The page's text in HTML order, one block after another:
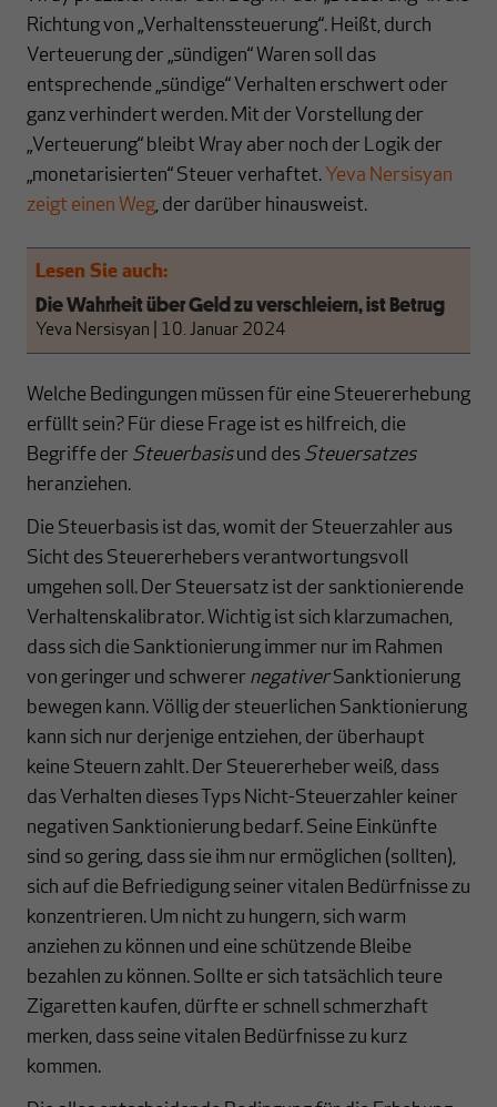
Richtung von „Verhaltenssteuerung“. Heißt, durch
Verteuerung der „sündigen“ Waren soll das
entsprechende „sündige“ Verhalten erschwert oder
ganz verhindert werden. Mit der Vorstellung der
„Verteuerung“ bleibt Wray aber noch der Logik der
„monetarisierten“ Steuer verhaftet. Yeva Nersisyan
zeigt einen Weg, der darüber hinausweist.
Lesen Sie auch:
Die Wahrheit über Geld zu verschleiern, ist Betrug
Yeva Nersisyan 10. Januar 2024
Welche Bedingungen müssen für eine Steuererhebung
erfüllt sein? Für diese Frage ist es hilfreich, die
Begriffe der Steuerbasisund des Steuersatzes
heranziehen.
Die Steuerbasis ist das, womit der Steuerzahler aus
Sicht des Steuererhebers verantwortungsvoll
umgehen soll. Der Steuersatz ist der sanktionierende
Verhaltenskalibrator. Wichtig ist sich klarzumachen,
dass sich die Sanktionierung immer nur im Rahmen
von geringer und schwerer negativerSanktionierung
bewegen kann. Völlig der steuerlichen Sanktionierung
kann sich nur derjenige entziehen, der überhaupt
keine Steuern zahlt. Der Steuererheber weiß, dass
das Verhalten dieses Typs Nicht-Steuerzahler keiner
negativen Sanktionierung bedarf. Seine Einkünfte
sind so gering, dass sie ihm nur ermöglichen (sollten),
sich auf die Befriedigung seiner vitalen Bedürfnisse zu
konzentrieren. Um nicht zu hungern, sich warm
anziehen zu können und eine schützende Bleibe
bezahlen zu können. Sollte er sich tatsächlich teure
Zigaretten kaufen, dürfte er schnell schmerzhaft
merken, dass seine vitalen Bedürfnisse zu kurz
kommen.